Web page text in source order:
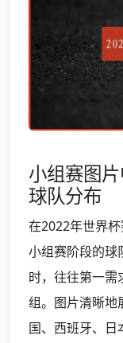
小组赛图
球队分布
在2022年世界
小组赛阶段的球
时，往往第一需
组。图片清晰地
国、西班牙、日